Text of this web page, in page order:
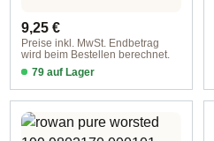
Regulärer Preis:
9,25 €
Preise inkl. MwSt. Endbetrag
wird beim Bestellen berechnet.
79 auf Lager